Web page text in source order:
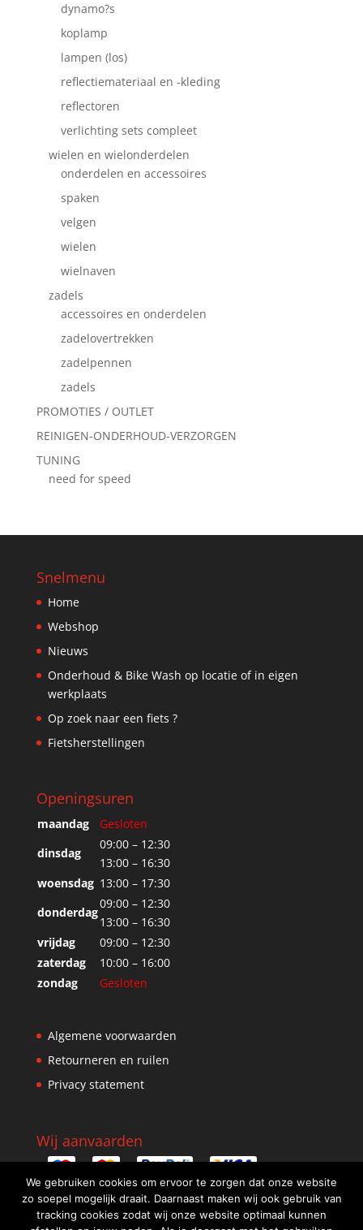
dynamo?s
koplamp
lampen (los)
reflectiemateriaal en -kleding
reflectoren
verlichting sets compleet
wielen en wielonderdelen
onderdelen en accessoires
spaken
velgen
wielen
wielnaven
zadels
accessoires en onderdelen
zadelovertrekken
zadelpennen
zadels
PROMOTIES / OUTLET
REINIGEN-ONDERHOUD-VERZORGEN
TUNING
need for speed
Snelmenu
Home
Webshop
Nieuws
Onderhoud & Bike Wash op locatie of in eigen
werkplaats
Op zoek naar een fiets ?
Fietsherstellingen
Openingsuren
maandag
Gesloten
dinsdag
09:00 – 12:30
13:00 – 16:30
woensdag 13:00 – 17:30
donderdag
09:00 – 12:30
13:00 – 16:30
vrijdag
09:00 – 12:30
zaterdag
10:00 – 16:00
zondag
Gesloten
Algemene voorwaarden
Retourneren en ruilen
Privacy statement
Wij aanvaarden
We gebruiken cookies om ervoor te zorgen dat onze website
zo soepel mogelijk draait. Daarnaast maken wij ook gebruik van
tracking cookies zodat wij onze website optimaal kunnen